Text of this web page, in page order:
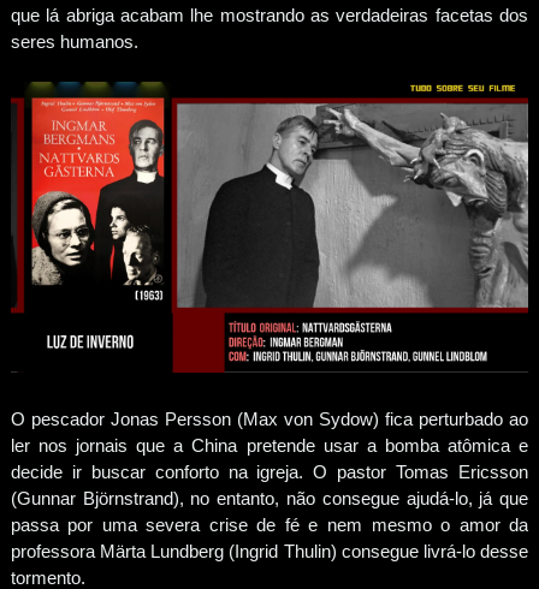
que lá abriga acabam lhe mostrando as verdadeiras facetas dos
seres humanos.
O pescador Jonas Persson (Max von Sydow) fica perturbado ao
ler nos jornais que a China pretende usar a bomba atômica e
decide ir buscar conforto na igreja. O pastor Tomas Ericsson
(Gunnar Björnstrand), no entanto, não consegue ajudá-lo, já que
passa por uma severa crise de fé e nem mesmo o amor da
professora Märta Lundberg (Ingrid Thulin) consegue livrá-lo desse
tormento.